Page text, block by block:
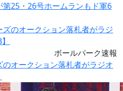
第25・26号ホームランもド軍6
ボールパーク速報
のオークション落札者がラジオ